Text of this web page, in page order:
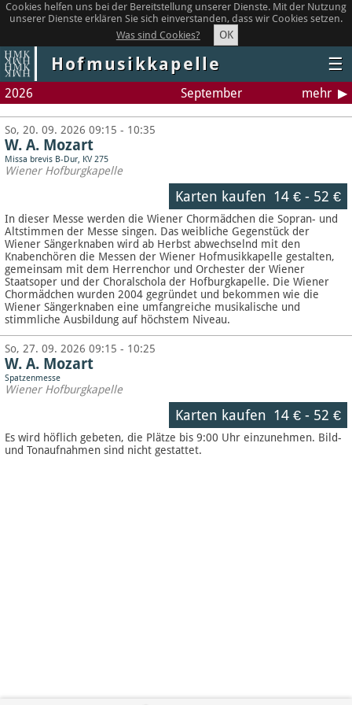
Cookies helfen uns bei der Bereitstellung unserer Dienste. Mit der Nutzung
unserer Dienste erklären Sie sich einverstanden, dass wir Cookies setzen.
Was sind Cookies?
OK
Hofmusikkapelle ☰
2026 September mehr
So, 20. 09. 2026 09:15 - 10:35
W. A. Mozart
Missa brevis B-Dur, KV 275
Wiener Hofburgkapelle
Karten kaufen 14 €- 52 €
In dieser Messe werden die Wiener Chormädchen die Sopran- und
Altstimmen der Messe singen. Das weibliche Gegenstück der
Wiener Sängerknaben wird ab Herbst abwechselnd mit den
Knabenchören die Messen der Wiener Hofmusikkapelle gestalten,
gemeinsam mit dem Herrenchor und Orchester der Wiener
Staatsoper und der Choralschola der Hofburgkapelle. Die Wiener
Chormädchen wurden 2004 gegründet und bekommen wie die
Wiener Sängerknaben eine umfangreiche musikalische und
stimmliche Ausbildung auf höchstem Niveau.
So, 27. 09. 2026 09:15 - 10:25
W. A. Mozart
Spatzenmesse
Wiener Hofburgkapelle
Karten kaufen 14 €- 52 €
Es wird höflich gebeten, die Plätze bis 9:00 Uhr einzunehmen. Bild-
und Tonaufnahmen sind nicht gestattet.